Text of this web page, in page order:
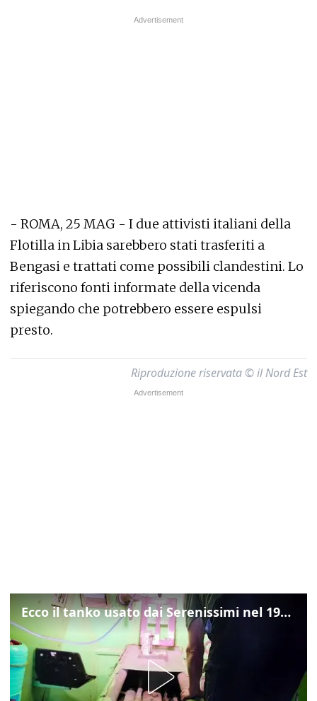
- ROMA, 25 MAG - I due attivisti italiani della
Flotilla in Libia sarebbero stati trasferiti a
Bengasi e trattati come possibili clandestini. Lo
riferiscono fonti informate della vicenda
spiegando che potrebbero essere espulsi
presto.
Riproduzione riservata © il Nord Est
Ecco il tanko usato dai Serenissimi nel 1997 per il blitz a San Marco